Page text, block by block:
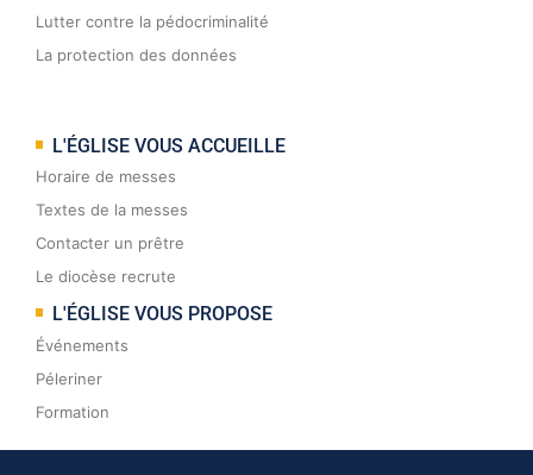
Lutter contre la pédocriminalité
La protection des données
L'ÉGLISE VOUS ACCUEILLE
Horaire de messes
Textes de la messes
Contacter un prêtre
Le diocèse recrute
L'ÉGLISE VOUS PROPOSE
Événements
Péleriner
Formation